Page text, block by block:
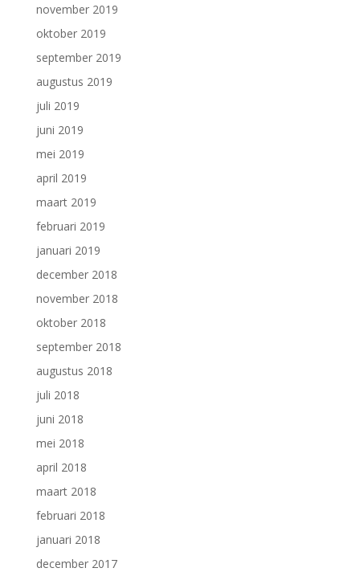
november 2019
oktober 2019
september 2019
augustus 2019
juli 2019
juni 2019
mei 2019
april 2019
maart 2019
februari 2019
januari 2019
december 2018
november 2018
oktober 2018
september 2018
augustus 2018
juli 2018
juni 2018
mei 2018
april 2018
maart 2018
februari 2018
januari 2018
december 2017